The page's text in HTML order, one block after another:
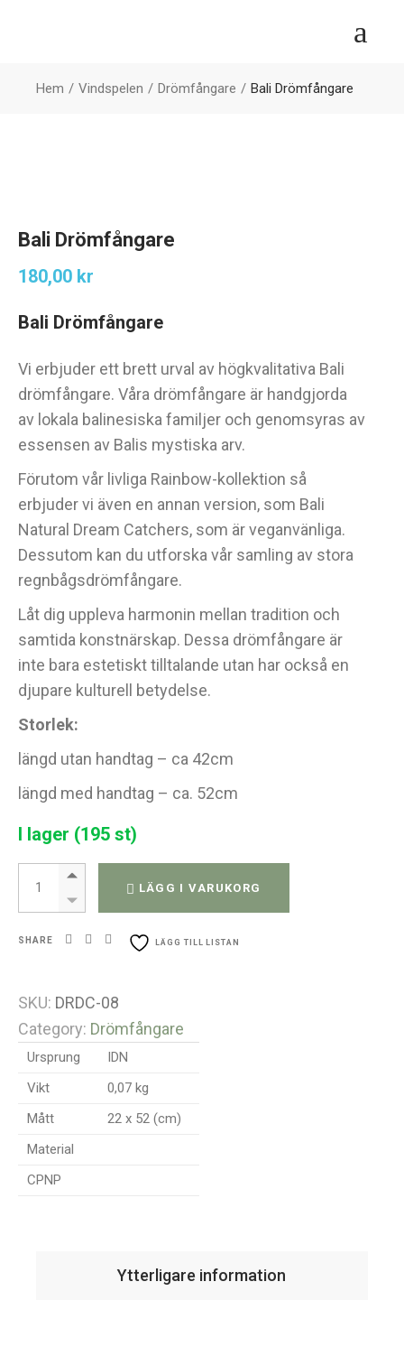
Hem Vindspelen Drömfångare Bali Drömfångare
Bali Drömfångare
180,00 kr
Bali Drömfångare
Vi erbjuder ett brett urval av högkvalitativa Bali
drömfångare. Våra drömfångare är handgjorda
av lokala balinesiska familjer och genomsyras av
essensen av Balis mystiska arv.
Förutom vår livliga Rainbow-kollektion så
erbjuder vi även en annan version, som Bali
Natural Dream Catchers, som är veganvänliga.
Dessutom kan du utforska vår samling av stora
regnbågsdrömfångare.
Låt dig uppleva harmonin mellan tradition och
samtida konstnärskap. Dessa drömfångare är
inte bara estetiskt tilltalande utan har också en
djupare kulturell betydelse.
Storlek:
längd utan handtag – ca 42cm
längd med handtag – ca. 52cm
I lager (195 st)
Bali Drömfångare quantity
LÄGG I VARUKORG
SHARE LÄGG TILL LISTAN
SKU: DRDC-08
Category: Drömfångare
Ursprung
IDN
Vikt
0,07 kg
Mått
22 x 52 (cm)
Material
CPNP
Ytterligare information